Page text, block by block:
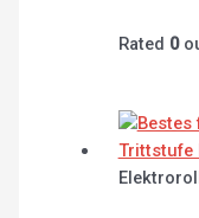
Rated 0